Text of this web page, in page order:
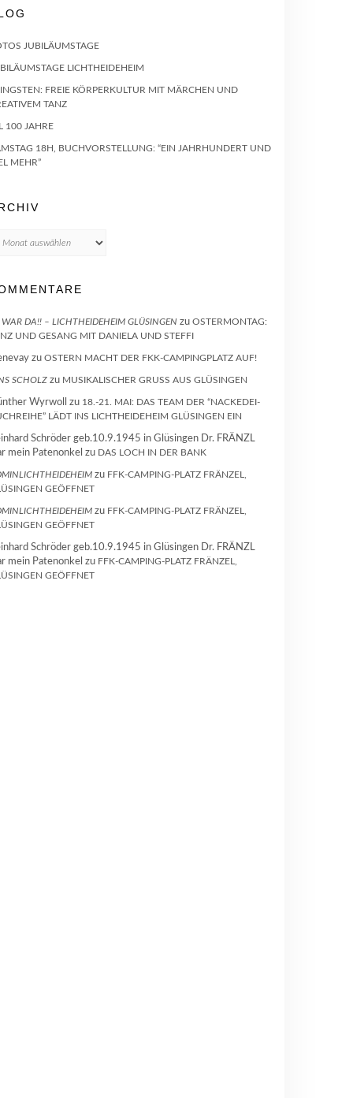
JUBILÄUMSTAGE
LICHTHEIDEHEIM
FREIE KÖRPERKULTUR MIT MÄRCHEN UND
TANZ
100 JAHRE
18H, BUCHVORSTELLUNG: “EIN JAHRHUNDERT UND
MEHR”
WAR DA!! – LICHTHEIDEHEIM GLÜSINGEN zu OSTERMONTAG:
UND GESANG MIT DANIELA UND STEFFI
zu OSTERN MACHT DER FKK-CAMPINGPLATZ AUF!
SCHOLZ zu MUSIKALISCHER GRUSS AUS GLÜSINGEN
Wyrwoll zu 18.-21. MAI: DAS TEAM DER “NACKEDEI-
LÄDT INS LICHTHEIDEHEIM GLÜSINGEN EIN
Schröder geb.10.9.1945 in Glüsingen Dr. FRÄNZL
mein Patenonkel zu DAS LOCH IN DER BANK
zu FFK-CAMPING-PLATZ FRÄNZEL,
GEÖFFNET
zu FFK-CAMPING-PLATZ FRÄNZEL,
GEÖFFNET
Schröder geb.10.9.1945 in Glüsingen Dr. FRÄNZL
mein Patenonkel zu FFK-CAMPING-PLATZ FRÄNZEL,
GEÖFFNET